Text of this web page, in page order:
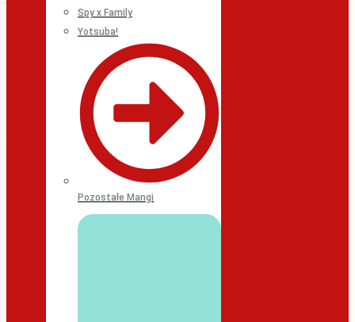
Spy x Family
Yotsuba!
Pozostałe Mangi